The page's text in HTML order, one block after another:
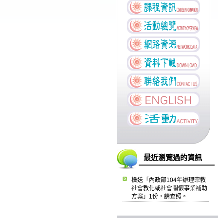
最近瀏覽過的資訊
檢送「內政部104年辦理宗教
社會教化或社會關懷事業補助
方案」1份，請查照。